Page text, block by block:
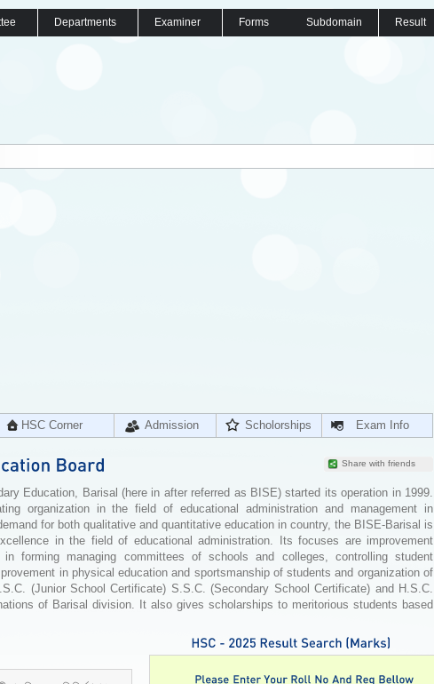
Departments Examiner Forms Subdomain Result
HSC Corner Admission Scholorships Exam Info
Share with friends
Education, Barisal (here in after referred as BISE) started its operation in 1999.
organization in the field of educational administration and management in
for both qualitative and quantitative education in country, the BISE-Barisal is
in the field of educational administration. Its focuses are improvement
forming managing committees of schools and colleges, controlling student
in physical education and sportsmanship of students and organization of
(Junior School Certificate) S.S.C. (Secondary School Certificate) and H.S.C.
of Barisal division. It also gives scholarships to meritorious students based